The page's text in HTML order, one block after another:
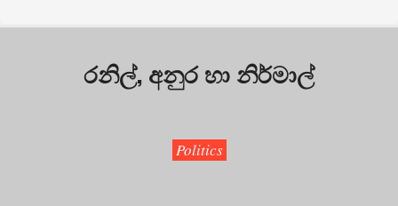
රනිල්, අනුර හා නිර්මාල්
Politics